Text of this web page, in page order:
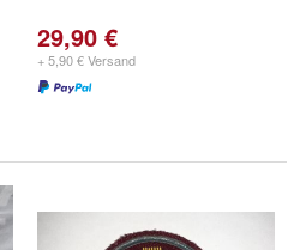
29,90 €
+ 5,90 € Versand